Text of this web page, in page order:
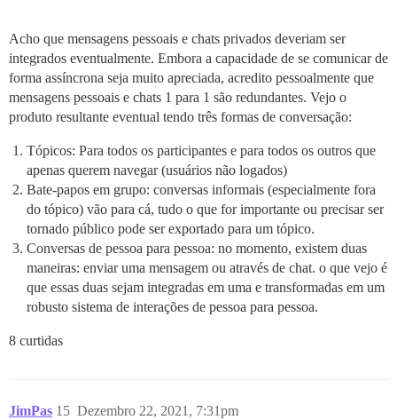
Acho que mensagens pessoais e chats privados deveriam ser
integrados eventualmente. Embora a capacidade de se comunicar de
forma assíncrona seja muito apreciada, acredito pessoalmente que
mensagens pessoais e chats 1 para 1 são redundantes. Vejo o
produto resultante eventual tendo três formas de conversação:
Tópicos: Para todos os participantes e para todos os outros que
apenas querem navegar (usuários não logados)
Bate-papos em grupo: conversas informais (especialmente fora
do tópico) vão para cá, tudo o que for importante ou precisar ser
tornado público pode ser exportado para um tópico.
Conversas de pessoa para pessoa: no momento, existem duas
maneiras: enviar uma mensagem ou através de chat. o que vejo é
que essas duas sejam integradas em uma e transformadas em um
robusto sistema de interações de pessoa para pessoa.
8 curtidas
JimPas Dezembro 22, 2021, 7:31pm
15